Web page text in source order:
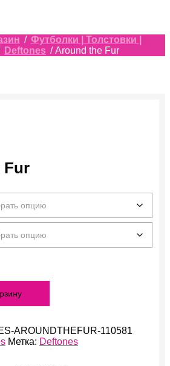
/ Футболки | Толстовки |
Deftones / Around the Fur
Fur
AROUNDTHEFUR-110581
Метка: Deftones